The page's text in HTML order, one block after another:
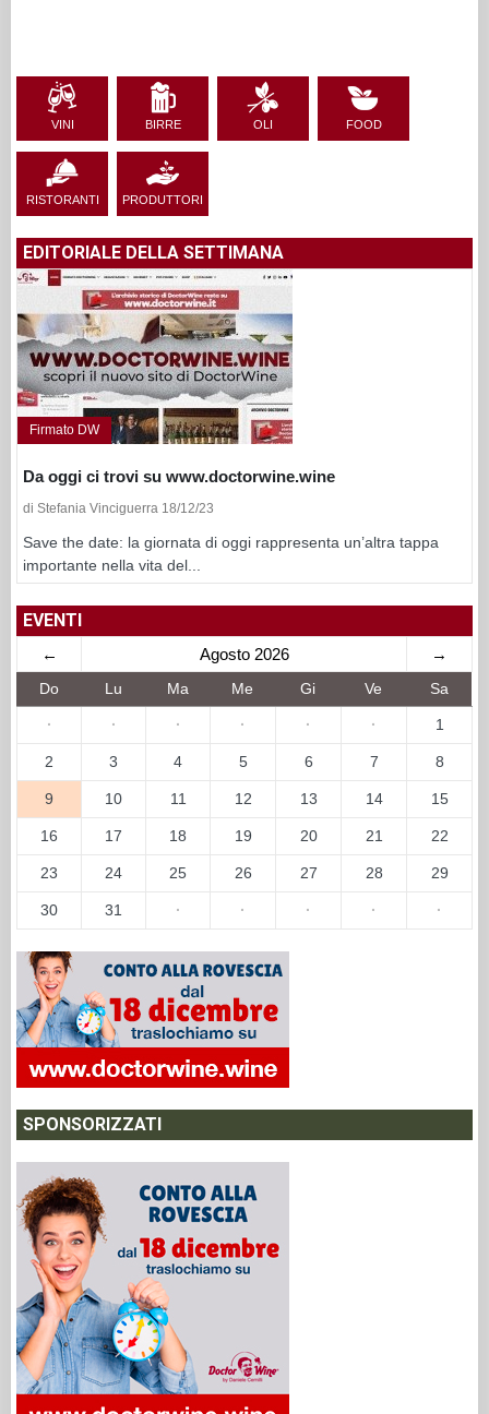
VINI BIRRE OLI FOOD
RISTORANTI PRODUTTORI
EDITORIALE DELLA SETTIMANA
Firmato DW
Da oggi ci trovi su www.doctorwine.wine
di Stefania Vinciguerra 18/12/23
Save the date: la giornata di oggi rappresenta un’altra tappa
importante nella vita del...
EVENTI
← Agosto 2026 →
Do Lu Ma Me Gi Ve Sa
· · · · · · 1
2 3 4 5 6 7 8
9 10 11 12 13 14 15
16 17 18 19 20 21 22
23 24 25 26 27 28 29
30 31 · · · · ·
SPONSORIZZATI